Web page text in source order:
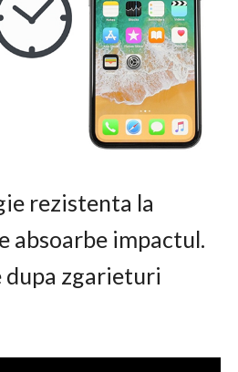
rezistenta la
absoarbe impactul.
zgarieturi